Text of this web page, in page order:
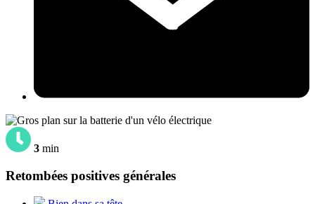
3 min
Retombées positives générales